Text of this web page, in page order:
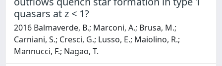
quasars at z < 1?
2016 Balmaverde, B.; Marconi, A.; Brusa, M.;
Carniani, S.; Cresci, G.; Lusso, E.; Maiolino, R.;
Mannucci, F.; Nagao, T.